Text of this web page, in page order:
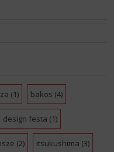
(1) bakos (4)
design festa (1)
isze (2) itsukushima (3)